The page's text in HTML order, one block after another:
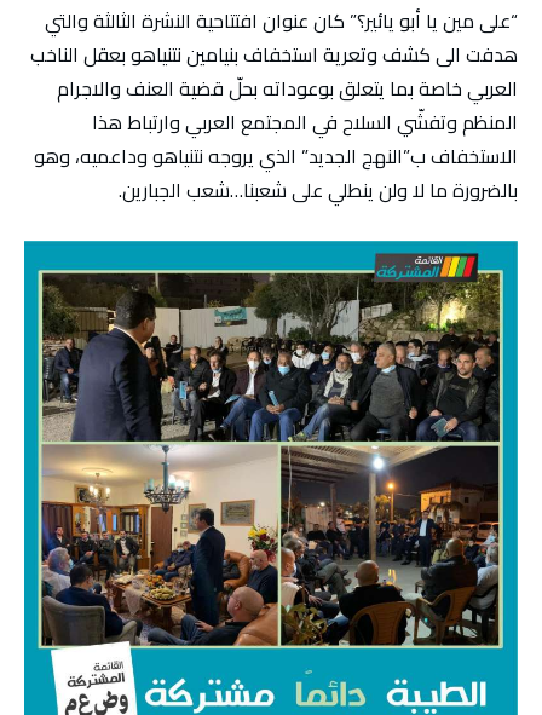
“على مين يا أبو يائير؟” كان عنوان افتتاحية النشرة الثالثة والتي
هدفت الى كشف وتعرية استخفاف بنيامين نتنياهو بعقل الناخب
العربي خاصة بما يتعلق بوعوداته بحلّ قضية العنف والاجرام
المنظم وتفشّي السلاح في المجتمع العربي وارتباط هذا
الاستخفاف ب”النهج الجديد” الذي يروجه نتنياهو وداعميه، وهو
بالضرورة ما لا ولن ينطلي على شعبنا…شعب الجبارين.